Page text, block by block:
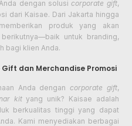
dengan solusicorporate gift,
dari Kaisae. Dari Jakarta hingga
produk yang akan
untuk branding,
bagi klien Anda.
dan Merchandise Promosi
Anda dengancorporate gift,
kityang unik? Kaisae adalah
berkualitas tinggi yang dapat
Kami menyediakan berbagai